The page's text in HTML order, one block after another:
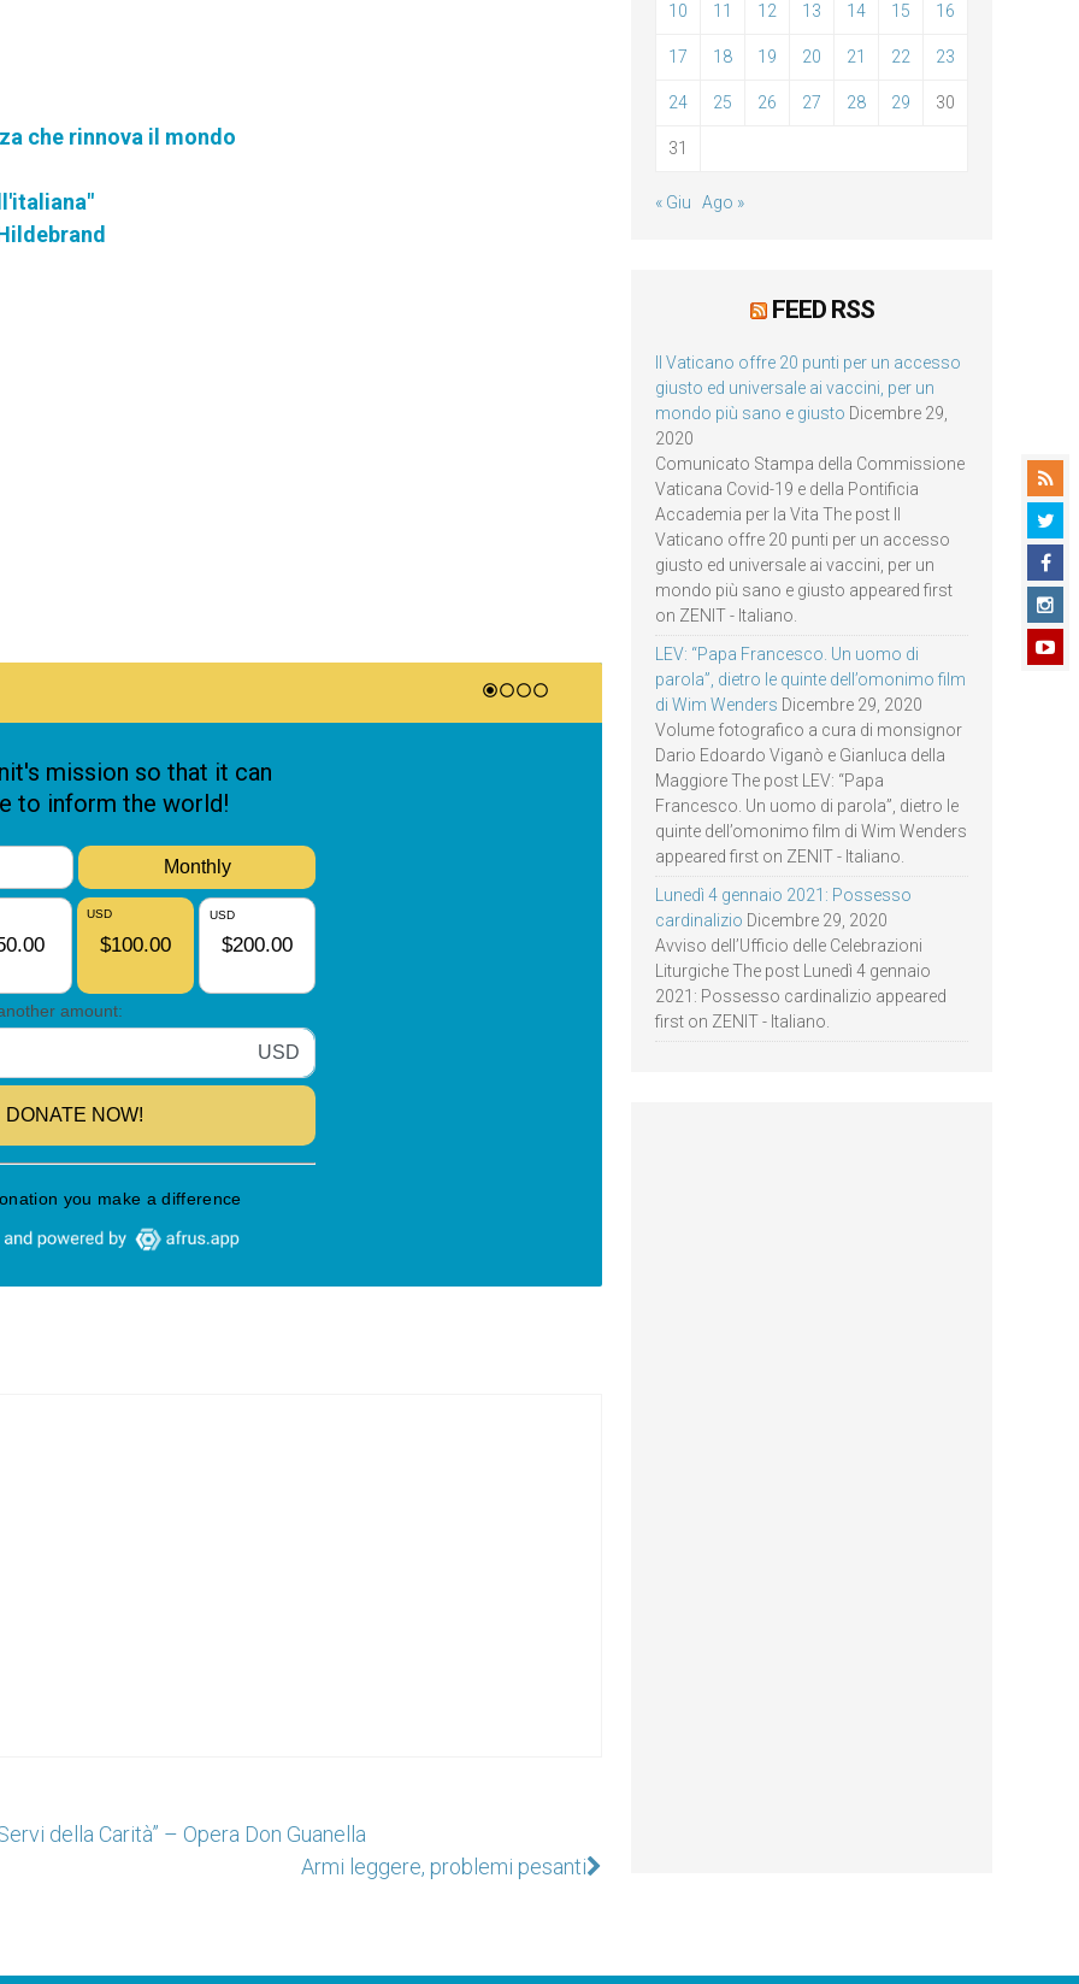
che rinnova il mondo
della Carità” – Opera Don Guanella
Armi leggere, problemi pesanti
10 11 12 13 14 15 16
17 18 19 20 21 22 23
24 25 26 27 28 29 30
31
« Giu Ago »
FEED RSS
Il Vaticano offre 20 punti per un accesso
giusto ed universale ai vaccini, per un
mondo più sano e giusto Dicembre 29,
2020
Comunicato Stampa della Commissione
Vaticana Covid-19 e della Pontificia
Accademia per la Vita The post Il
Vaticano offre 20 punti per un accesso
giusto ed universale ai vaccini, per un
mondo più sano e giusto appeared first
on ZENIT - Italiano.
LEV: “Papa Francesco. Un uomo di
parola”, dietro le quinte dell’omonimo film
di Wim Wenders Dicembre 29, 2020
Volume fotografico a cura di monsignor
Dario Edoardo Viganò e Gianluca della
Maggiore The post LEV: “Papa
Francesco. Un uomo di parola”, dietro le
quinte dell’omonimo film di Wim Wenders
appeared first on ZENIT - Italiano.
Lunedì 4 gennaio 2021: Possesso
cardinalizio Dicembre 29, 2020
Avviso dell’Ufficio delle Celebrazioni
Liturgiche The post Lunedì 4 gennaio
2021: Possesso cardinalizio appeared
first on ZENIT - Italiano.